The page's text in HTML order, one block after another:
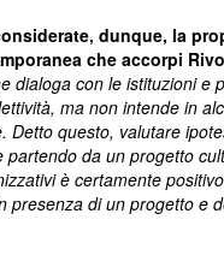
dunque, la
che accorpi
dialoga con le istituzioni e
ma non intende in
Detto questo, valutare
da un progetto
è certamente
presenza di un progetto e